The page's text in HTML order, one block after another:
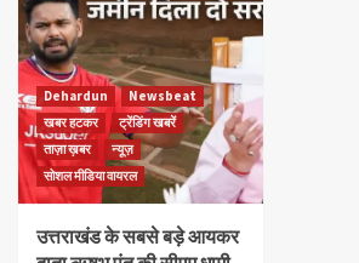
Dehardun
Newsbeat
खबर हटकर
ट्रेंडिंग खबरें
ताज़ा ख़बर
न्यूज़
सोशल मीडिया वायरल
उत्तराखंड के सबसे बड़े आयकर